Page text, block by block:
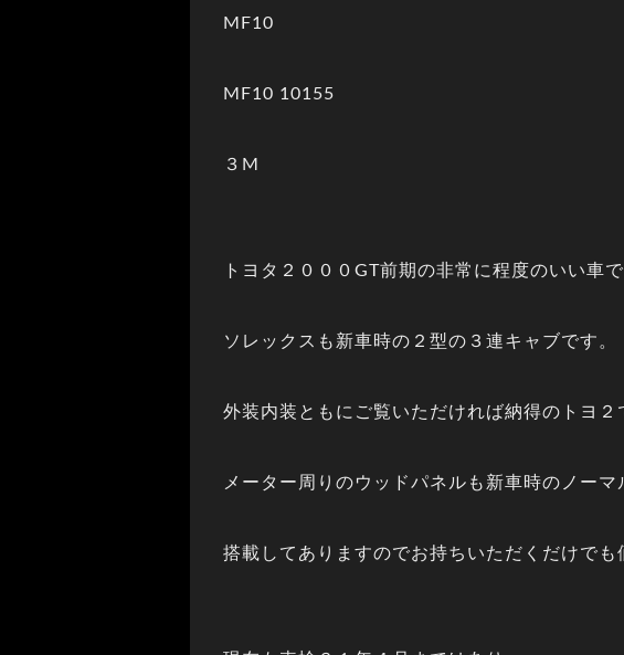
MF10
MF10 10155
３M
トヨタ２０００GT前期の非常に程度のいい車で
ソレックスも新車時の２型の３連キャブです。
外装内装ともにご覧いただければ納得のトヨ２
メーター周りのウッドパネルも新車時のノーマ
搭載してありますのでお持ちいただくだけでも